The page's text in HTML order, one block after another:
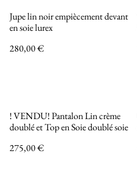
Jupe lin noir empiècement devant
en soie lurex
280,00 €
! VENDU! Pantalon Lin crème
doublé et Top en Soie doublé soie
275,00 €